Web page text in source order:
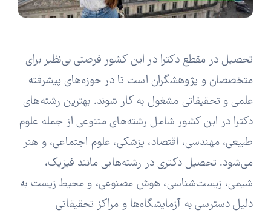
تحصیل در مقطع دکترا در این کشور فرصتی بی‌نظیر برای
متخصصان و پژوهشگران است تا در حوزه‌های پیشرفته
علمی و تحقیقاتی مشغول به کار شوند. بهترین رشته‌های
دکترا در این کشور شامل رشته‌های متنوعی از جمله علوم
طبیعی، مهندسی، اقتصاد، پزشکی، علوم اجتماعی، و هنر
می‌شود. تحصیل دکتری در رشته‌هایی مانند فیزیک،
شیمی، زیست‌شناسی، هوش مصنوعی، و محیط زیست به
دلیل دسترسی به آزمایشگاه‌ها و مراکز تحقیقاتی